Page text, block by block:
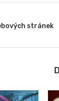
stránek